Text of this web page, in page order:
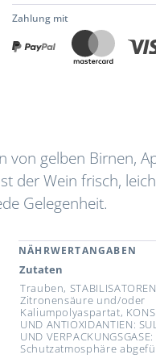
Zahlung mit
von gelben Birnen,
der Wein frisch,
Gelegenheit.
NÄHRWERTANGABEN
Zutaten
Trauben,
Zitronensäure und/oder
Kaliumpolyaspartat,
UND ANTIOXIDANTIEN:
UND
Schutzatmosphäre